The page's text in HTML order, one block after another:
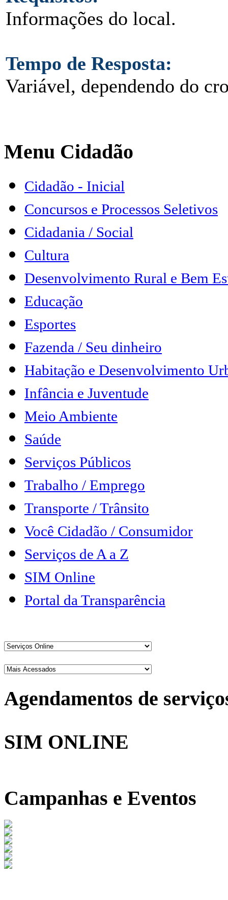
Informações do local.
Tempo de Resposta:
Variável, dependendo do
Menu Cidadão
Cidadão - Inicial
Concursos e Processos Seletivos
Cidadania / Social
Cultura
Desenvolvimento Rural e Bem
Educação
Esportes
Fazenda / Seu dinheiro
Habitação e Desenvolvimento
Infância e Juventude
Meio Ambiente
Saúde
Serviços Públicos
Trabalho / Emprego
Transporte / Trânsito
Você Cidadão / Consumidor
Serviços de A a Z
SIM Online
Portal da Transparência
Agendamentos de
SIM ONLINE
Campanhas e Eventos